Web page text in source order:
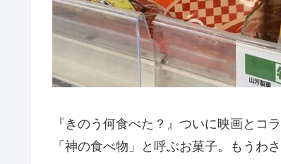
『きのう何食べた？』ついに映画とコ
「神の食べ物」と呼ぶお菓子。もうわ